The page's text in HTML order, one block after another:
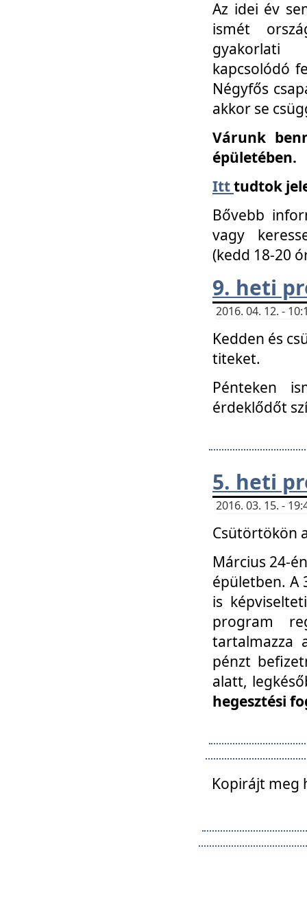
Az idei év
ismét
gyakorlati
kapcsolódó
Négyfős
akkor se
Várunk
épületében.
Itttudtok
Bővebb
vagy
(kedd 18-20
9. heti
2016. 04. 12. -
Kedden és
titeket.
Pénteken
érdeklődőt
5. heti
2016. 03. 15. -
Csütörtökön
Március 24-
épületben. A
is
program
tartalmazza
pénzt
alatt,
hegesztési
Kopirájt meg